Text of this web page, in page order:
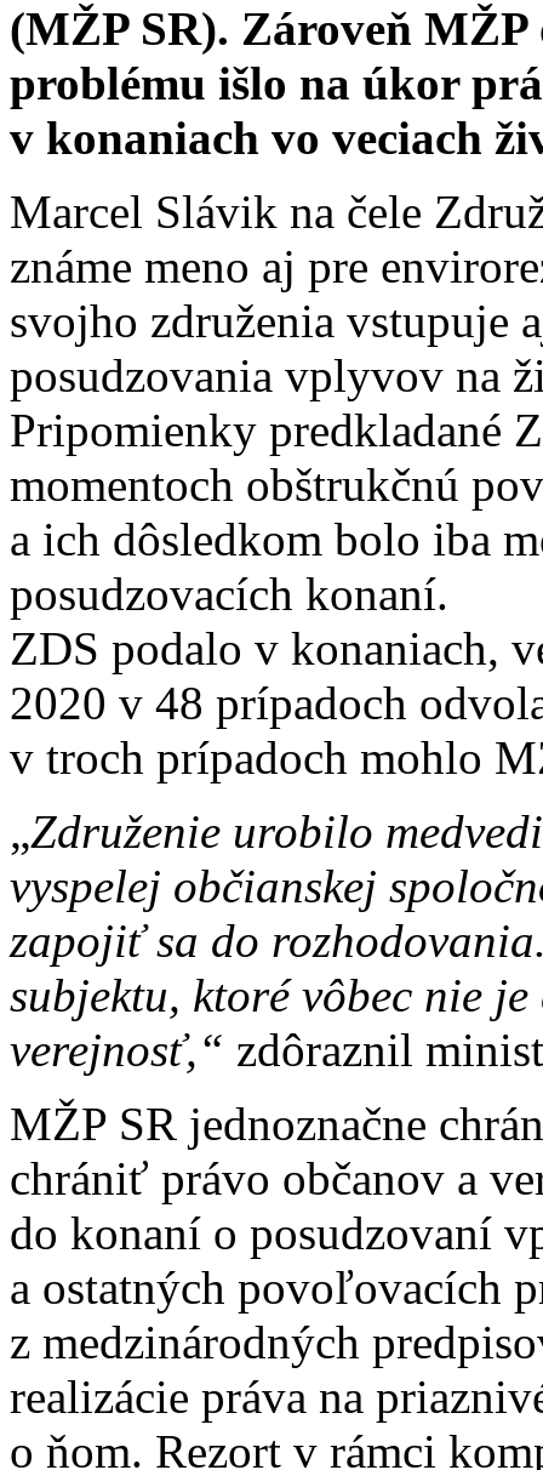
(MŽP SR). Zároveň MŽP
problému išlo na úkor
v konaniach vo veciach
Marcel Slávik na čele
známe meno aj pre
svojho združenia vstupuje
posudzovania vplyvov na
Pripomienky predkladané
momentoch obštrukčnú
a ich dôsledkom bolo iba
posudzovacích konaní.
ZDS podalo v konaniach,
2020 v 48 prípadoch
v troch prípadoch mohlo
„Združenie urobilo
vyspelej občianskej
zapojiť sa do
subjektu, ktoré vôbec nie
verejnosť,“ zdôraznil
MŽP SR jednoznačne
chrániť právo občanov a
do konaní o posudzovaní
a ostatných povoľovacích
z medzinárodných
realizácie práva na
o ňom. Rezort v rámci